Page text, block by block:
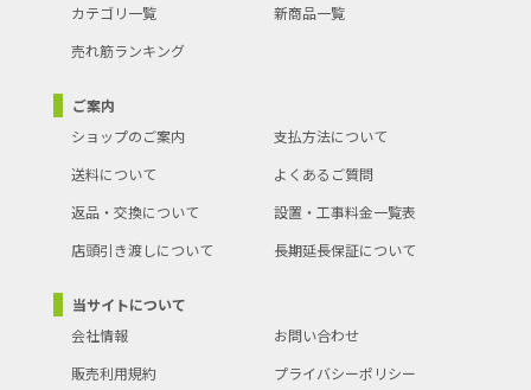
カテゴリ一覧
新商品一覧
売れ筋ランキング
ご案内
ショップのご案内
支払方法について
送料について
よくあるご質問
返品・交換について
設置・工事料金一覧表
店頭引き渡しについて
長期延長保証について
当サイトについて
会社情報
お問い合わせ
販売利用規約
プライバシーポリシー